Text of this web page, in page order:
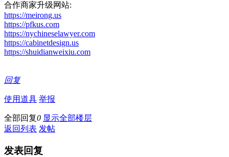
合作商家升级网站:
https://meirong.us
https://pfkus.com
https://nychineselawyer.com
https://cabinetdesign.us
https://shuidianweixiu.com
回复
使用道具 举报
全部回复0 显示全部楼层
返回列表 发帖
发表回复